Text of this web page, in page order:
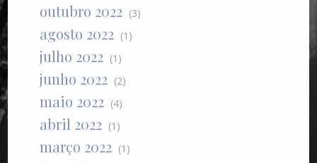
outubro 2022 (3)
agosto 2022 (1)
julho 2022 (1)
junho 2022 (2)
maio 2022 (4)
abril 2022 (1)
março 2022 (1)